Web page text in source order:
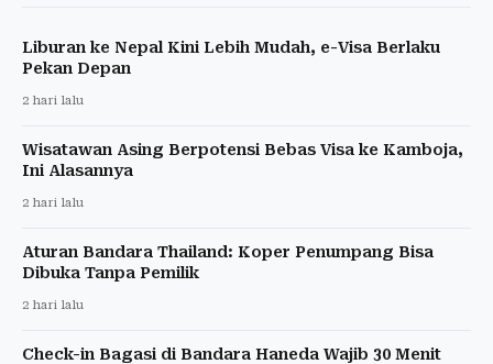
Liburan ke Nepal Kini Lebih Mudah, e-Visa Berlaku
Pekan Depan
2 hari lalu
Wisatawan Asing Berpotensi Bebas Visa ke Kamboja,
Ini Alasannya
2 hari lalu
Aturan Bandara Thailand: Koper Penumpang Bisa
Dibuka Tanpa Pemilik
2 hari lalu
Check-in Bagasi di Bandara Haneda Wajib 30 Menit